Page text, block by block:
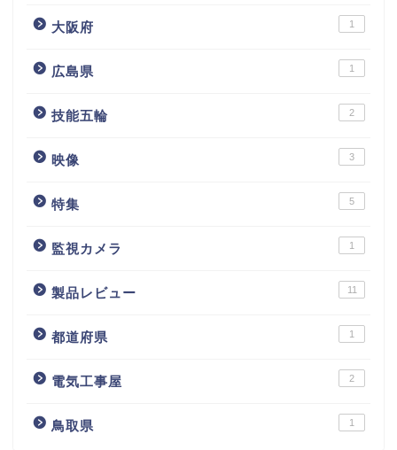
大阪府 1
広島県 1
技能五輪 2
映像 3
特集 5
監視カメラ 1
製品レビュー 11
都道府県 1
電気工事屋 2
鳥取県 1